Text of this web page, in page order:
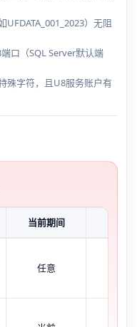
）无阻
口（SQL Server默认端
殊字符，且U8服务账户有
当前期间
任意